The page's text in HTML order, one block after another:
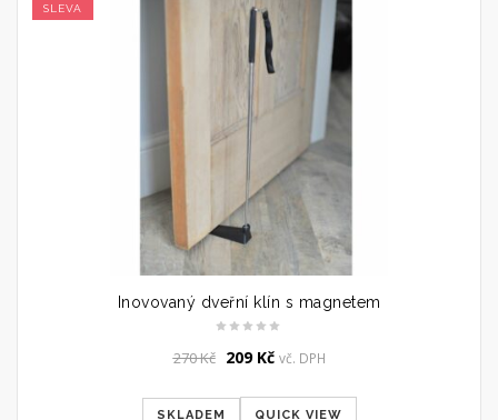
SLEVA
Inovovaný dveřní klín s magnetem
270Kč Original
was:
209 KčCurrent
is:
vč. DPH
SKLADEM QUICK VIEW